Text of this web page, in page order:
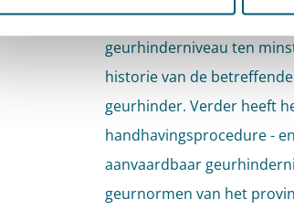
het Activiteitenbesluit er
geurhinderniveau ten
historie van de
geurhinder. Verder heeft
handhavingsprocedure -
aanvaardbaar
geurnormen van het